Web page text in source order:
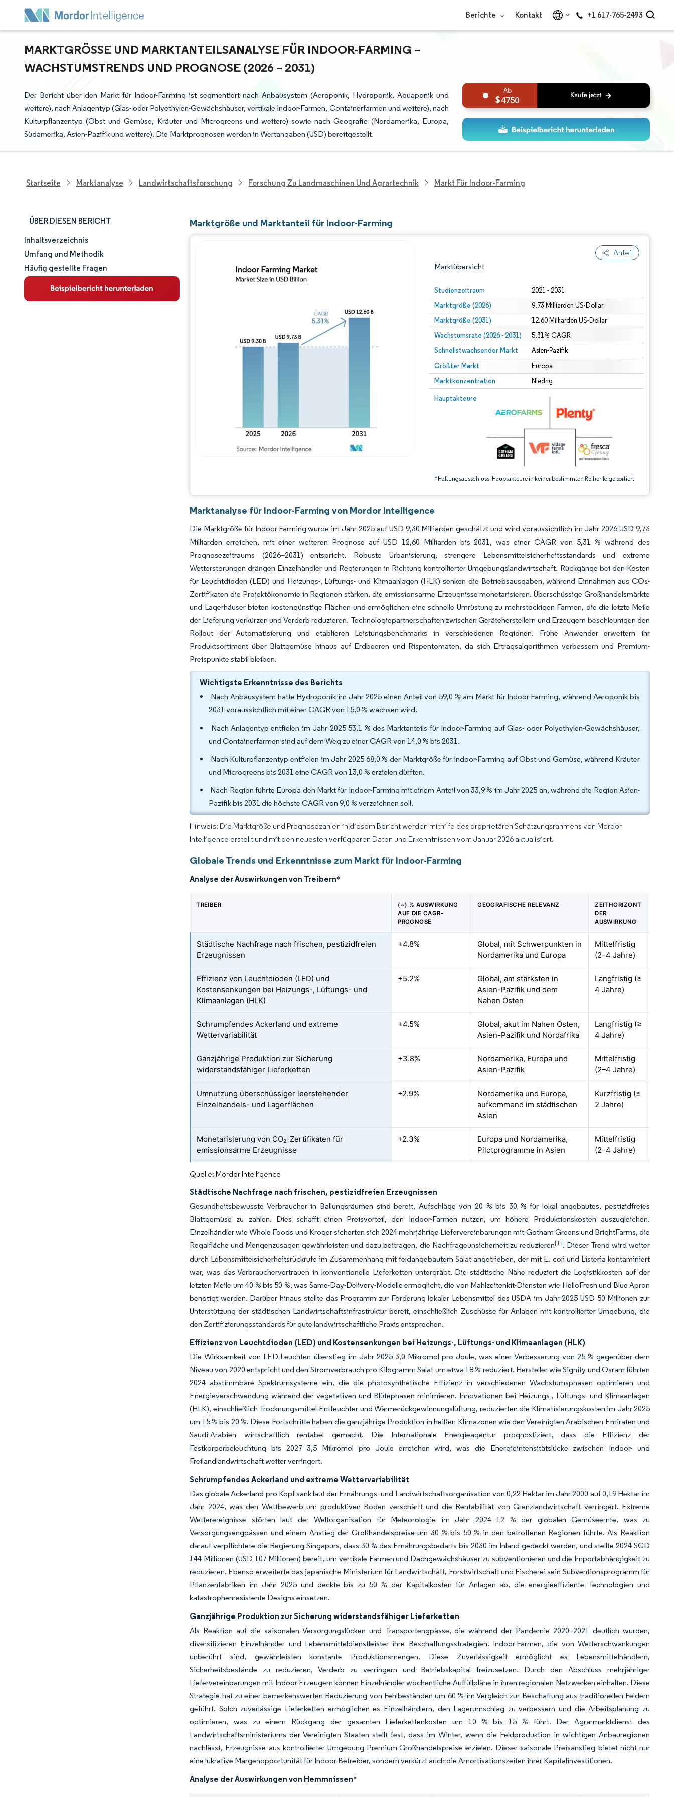
Berichte Kontakt +1 617-765-2493
MARKTGRÖSSE UND MARKTANTEILSANALYSE FÜR INDOOR-FARMING – W
ACHSTUMSTRENDS UND PROGNOSE (2026 – 2031)
Der Bericht über den Markt für Indoor-Farming ist segmentiert nach Anbausystem (Aeroponik, Hydroponik, Aquaponik und
weitere), nach Anlagentyp (Glas- oder Polyethylen-Gewächshäuser, vertikale Indoor-Farmen, Containerfarmen und weitere), nach
Kulturpflanzentyp (Obst und Gemüse, Kräuter und Microgreens und weitere) sowie nach Geografie (Nordamerika, Europa,
Südamerika, Asien-Pazifik und weitere). Die Marktprognosen werden in Wertangaben (USD) bereitgestellt.
4750
Startseite Marktanalyse Landwirtschaftsforschung Forschung Zu Landmaschinen Und Agrartechnik Markt Für Indoor-Farming
ÜBER DIESEN BERICHT
Marktgröße und -anteil
Marktanalyse
Trends und Einblicke
Inhaltsverzeichnis
Umfang und Methodik
Häufig gestellte Fragen
Marktgröße und Marktanteil für Indoor-Farming
Anteil
Marktübersicht
Studienzeitraum 2021 - 2031
Marktgröße (2026) 9.73 Milliarden US-Dollar
Marktgröße (2031) 12.60 Milliarden US-Dollar
Wachstumsrate (2026 - 2031) 5.31% CAGR
Schnellstwachsender Markt Asien-Pazifik
Größter Markt Europa
Marktkonzentration Niedrig
Hauptakteure
*Haftungsausschluss: Hauptakteure in keiner bestimmten Reihenfolge sortiert
Bild © Mordor Intelligence. Wiederverwendung erfordert Namensnennung gemäß CC BY 4.0.
Bild © Mordor Intelligence. Wiederverwendung erfordert Namensnennung gemäß CC BY 4.0.
Marktanalyse für Indoor-Farming von Mordor Intelligence
Die Marktgröße für Indoor-Farming wurde im Jahr 2025 auf USD 9,30 Milliarden geschätzt und wird voraussichtlich im Jahr 2026 USD 9,73
Milliarden erreichen, mit einer weiteren Prognose auf USD 12,60 Milliarden bis 2031, was einer CAGR von 5,31 % während des
Prognosezeitraums (2026–2031) entspricht. Robuste Urbanisierung, strengere Lebensmittelsicherheitsstandards und extreme
Wetterstörungen drängen Einzelhändler und Regierungen in Richtung kontrollierter Umgebungslandwirtschaft. Rückgänge bei den Kosten
für Leuchtdioden (LED) und Heizungs-, Lüftungs- und Klimaanlagen (HLK) senken die Betriebsausgaben, während Einnahmen aus CO₂-
Zertifikaten die Projektökonomie in Regionen stärken, die emissionsarme Erzeugnisse monetarisieren. Überschüssige Großhandelsmärkte
und Lagerhäuser bieten kostengünstige Flächen und ermöglichen eine schnelle Umrüstung zu mehrstöckigen Farmen, die die letzte Meile
der Lieferung verkürzen und Verderb reduzieren. Technologiepartnerschaften zwischen Geräteherstellern und Erzeugern beschleunigen den
Rollout der Automatisierung und etablieren Leistungsbenchmarks in verschiedenen Regionen. Frühe Anwender erweitern ihr
Produktsortiment über Blattgemüse hinaus auf Erdbeeren und Rispentomaten, da sich Ertragsalgorithmen verbessern und Premium-
Preispunkte stabil bleiben.
Wichtigste Erkenntnisse des Berichts
Nach Anbausystem hatte Hydroponik im Jahr 2025 einen Anteil von 59,0 % am Markt für Indoor-Farming, während Aeroponik bis
2031 voraussichtlich mit einer CAGR von 15,0 % wachsen wird.
Nach Anlagentyp entfielen im Jahr 2025 53,1 % des Marktanteils für Indoor-Farming auf Glas- oder Polyethylen-Gewächshäuser,
und Containerfarmen sind auf dem Weg zu einer CAGR von 14,0 % bis 2031.
Nach Kulturpflanzentyp entfielen im Jahr 2025 68,0 % der Marktgröße für Indoor-Farming auf Obst und Gemüse, während Kräuter
und Microgreens bis 2031 eine CAGR von 13,0 % erzielen dürften.
Nach Region führte Europa den Markt für Indoor-Farming mit einem Anteil von 33,9 % im Jahr 2025 an, während die Region Asien-
Pazifik bis 2031 die höchste CAGR von 9,0 % verzeichnen soll.
Hinweis: Die Marktgröße und Prognosezahlen in diesem Bericht werden mithilfe des proprietären Schätzungsrahmens von Mordor
Intelligence erstellt und mit den neuesten verfügbaren Daten und Erkenntnissen vom Januar 2026 aktualisiert.
Globale Trends und Erkenntnisse zum Markt für Indoor-Farming
Analyse der Auswirkungen von Treibern*
TREIBER
(~) % AUSWIRKUNG
AUF DIE CAGR-
PROGNOSE
GEOGRAFISCHE RELEVANZ
ZEITHORIZONT
DER
AUSWIRKUNG
Städtische Nachfrage nach frischen, pestizidfreien
Erzeugnissen
+4.8%
Global, mit Schwerpunkten in
Nordamerika und Europa
Mittelfristig
(2–4 Jahre)
Effizienz von Leuchtdioden (LED) und
Kostensenkungen bei Heizungs-, Lüftungs- und
Klimaanlagen (HLK)
+5.2%
Global, am stärksten in
Asien-Pazifik und dem
Nahen Osten
Langfristig (≥
4 Jahre)
Schrumpfendes Ackerland und extreme
Wettervariabilität
+4.5%
Global, akut im Nahen Osten,
Asien-Pazifik und Nordafrika
Langfristig (≥
4 Jahre)
Ganzjährige Produktion zur Sicherung
widerstandsfähiger Lieferketten
+3.8%
Nordamerika, Europa und
Asien-Pazifik
Mittelfristig
(2–4 Jahre)
Umnutzung überschüssiger leerstehender
Einzelhandels- und Lagerflächen
+2.9%
Nordamerika und Europa,
aufkommend im städtischen
Asien
Kurzfristig (≤
2 Jahre)
Monetarisierung von CO₂-Zertifikaten für
emissionsarme Erzeugnisse
+2.3%
Europa und Nordamerika,
Pilotprogramme in Asien
Mittelfristig
(2–4 Jahre)
Quelle: Mordor Intelligence
Städtische Nachfrage nach frischen, pestizidfreien Erzeugnissen
Gesundheitsbewusste Verbraucher in Ballungsräumen sind bereit, Aufschläge von 20 % bis 30 % für lokal angebautes, pestizidfreies
Blattgemüse zu zahlen. Dies schafft einen Preisvorteil, den Indoor-Farmen nutzen, um höhere Produktionskosten auszugleichen.
Einzelhändler wie Whole Foods und Kroger sicherten sich 2024 mehrjährige Liefervereinbarungen mit Gotham Greens und BrightFarms, die
Regalfläche und Mengenzusagen gewährleisten und dazu beitragen, die Nachfrageunsicherheit zu reduzieren[1]. Dieser Trend wird weiter
durch Lebensmittelsicherheitsrückrufe im Zusammenhang mit feldangebautem Salat angetrieben, der mit E. coli und Listeria kontaminiert
war, was das Verbrauchervertrauen in konventionelle Lieferketten untergräbt. Die städtische Nähe reduziert die Logistikkosten auf der
letzten Meile um 40 % bis 50 %, was Same-Day-Delivery-Modelle ermöglicht, die von Mahlzeitenkit-Diensten wie HelloFresh und Blue Apron
benötigt werden. Darüber hinaus stellte das Programm zur Förderung lokaler Lebensmittel des USDA im Jahr 2025 USD 50 Millionen zur
Unterstützung der städtischen Landwirtschaftsinfrastruktur bereit, einschließlich Zuschüsse für Anlagen mit kontrollierter Umgebung, die
den Zertifizierungsstandards für gute landwirtschaftliche Praxis entsprechen.
Effizienz von Leuchtdioden (LED) und Kostensenkungen bei Heizungs-, Lüftungs- und Klimaanlagen (HLK)
Die Wirksamkeit von LED-Leuchten überstieg im Jahr 2025 3,0 Mikromol pro Joule, was einer Verbesserung von 25 % gegenüber dem
Niveau von 2020 entspricht und den Stromverbrauch pro Kilogramm Salat um etwa 18 % reduziert. Hersteller wie Signify und Osram führten
2024 abstimmbare Spektrumsysteme ein, die die photosynthetische Effizienz in verschiedenen Wachstumsphasen optimieren und
Energieverschwendung während der vegetativen und Blütephasen minimieren. Innovationen bei Heizungs-, Lüftungs- und Klimaanlagen
(HLK), einschließlich Trocknungsmittel-Entfeuchter und Wärmerückgewinnungslüftung, reduzierten die Klimatisierungskosten im Jahr 2025
um 15 % bis 20 %. Diese Fortschritte haben die ganzjährige Produktion in heißen Klimazonen wie den Vereinigten Arabischen Emiraten und
Saudi-Arabien wirtschaftlich rentabel gemacht. Die Internationale Energieagentur prognostiziert, dass die Effizienz der
Festkörperbeleuchtung bis 2027 3,5 Mikromol pro Joule erreichen wird, was die Energieintensitätslücke zwischen Indoor- und
Freilandlandwirtschaft weiter verringert.
Schrumpfendes Ackerland und extreme Wettervariabilität
Das globale Ackerland pro Kopf sank laut der Ernährungs- und Landwirtschaftsorganisation von 0,22 Hektar im Jahr 2000 auf 0,19 Hektar im
Jahr 2024, was den Wettbewerb um produktiven Boden verschärft und die Rentabilität von Grenzlandwirtschaft verringert. Extreme
Wetterereignisse störten laut der Weltorganisation für Meteorologie im Jahr 2024 12 % der globalen Gemüseernte, was zu
Versorgungsengpässen und einem Anstieg der Großhandelspreise um 30 % bis 50 % in den betroffenen Regionen führte. Als Reaktion
darauf verpflichtete die Regierung Singapurs, dass 30 % des Ernährungsbedarfs bis 2030 im Inland gedeckt werden, und stellte 2024 SGD
144 Millionen (USD 107 Millionen) bereit, um vertikale Farmen und Dachgewächshäuser zu subventionieren und die Importabhängigkeit zu
reduzieren. Ebenso erweiterte das japanische Ministerium für Landwirtschaft, Forstwirtschaft und Fischerei sein Subventionsprogramm für
Pflanzenfabriken im Jahr 2025 und deckte bis zu 50 % der Kapitalkosten für Anlagen ab, die energieeffiziente Technologien und
katastrophenresistente Designs einsetzen.
Ganzjährige Produktion zur Sicherung widerstandsfähiger Lieferketten
Als Reaktion auf die saisonalen Versorgungslücken und Transportengpässe, die während der Pandemie 2020–2021 deutlich wurden,
diversifizieren Einzelhändler und Lebensmitteldienstleister ihre Beschaffungsstrategien. Indoor-Farmen, die von Wetterschwankungen
unberührt sind, gewährleisten konstante Produktionsmengen. Diese Zuverlässigkeit ermöglicht es Lebensmittelhändlern,
Sicherheitsbestände zu reduzieren, Verderb zu verringern und Betriebskapital freizusetzen. Durch den Abschluss mehrjähriger
Liefervereinbarungen mit Indoor-Erzeugern können Einzelhändler wöchentliche Auffüllpläne in ihren regionalen Netzwerken einhalten. Diese
Strategie hat zu einer bemerkenswerten Reduzierung von Fehlbeständen um 60 % im Vergleich zur Beschaffung aus traditionellen Feldern
geführt. Solch zuverlässige Lieferketten ermöglichen es Einzelhändlern, den Lagerumschlag zu verbessern und die Arbeitsplanung zu
optimieren, was zu einem Rückgang der gesamten Lieferkettenkosten um 10 % bis 15 % führt. Der Agrarmarktdienst des
Landwirtschaftsministeriums der Vereinigten Staaten stellt fest, dass im Winter, wenn die Feldproduktion in wichtigen Anbauregionen
nachlässt, Erzeugnisse aus kontrollierter Umgebung Premium-Großhandelspreise erzielen. Dieser saisonale Preisanstieg bietet nicht nur
eine lukrative Margenopportunität für Indoor-Betreiber, sondern verkürzt auch die Amortisationszeiten ihrer Kapitalinvestitionen.
Analyse der Auswirkungen von Hemmnissen*